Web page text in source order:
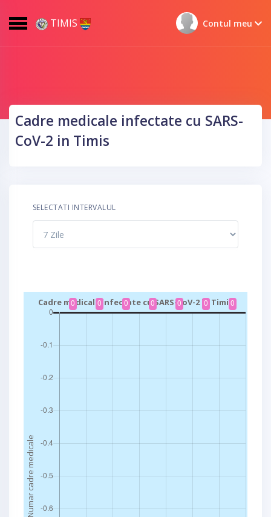
TIMIS Contul meu
Cadre medicale infectate cu SARS-
CoV-2 in Timis
SELECTATI INTERVALUL